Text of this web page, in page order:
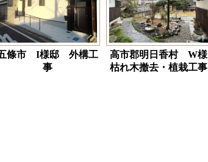
條市 I様邸 外構工
事
高市郡明日香村 W様
枯れ木撤去・植栽工事